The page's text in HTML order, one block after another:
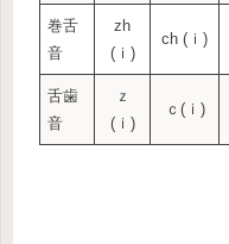
巻舌
音
zh
(ｉ)
ch (ｉ)
舌歯
音
ｚ
(ｉ)
ｃ(ｉ)